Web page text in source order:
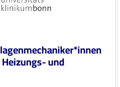
und